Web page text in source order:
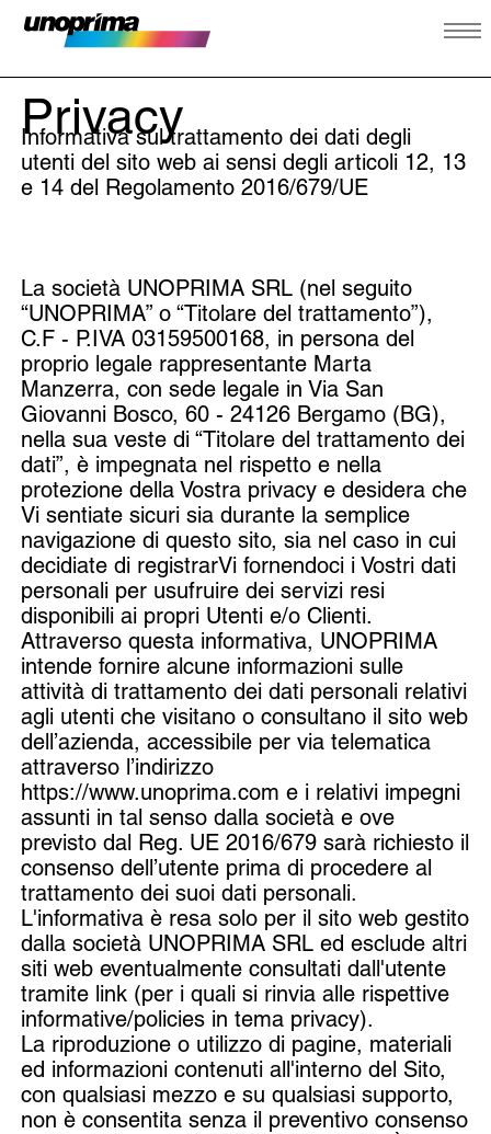
Privacy
Informativa sul trattamento dei dati degli
utenti del sito web ai sensi degli articoli 12, 13
e 14 del Regolamento 2016/679/UE
La società UNOPRIMA SRL (nel seguito
“UNOPRIMA” o “Titolare del trattamento”),
C.F - P.IVA 03159500168, in persona del
proprio legale rappresentante Marta
Manzerra, con sede legale in Via San
Giovanni Bosco, 60 - 24126 Bergamo (BG),
nella sua veste di “Titolare del trattamento dei
dati”, è impegnata nel rispetto e nella
protezione della Vostra privacy e desidera che
Vi sentiate sicuri sia durante la semplice
navigazione di questo sito, sia nel caso in cui
decidiate di registrarVi fornendoci i Vostri dati
personali per usufruire dei servizi resi
disponibili ai propri Utenti e/o Clienti.
Attraverso questa informativa, UNOPRIMA
intende fornire alcune informazioni sulle
attività di trattamento dei dati personali relativi
agli utenti che visitano o consultano il sito web
dell’azienda, accessibile per via telematica
attraverso l’indirizzo
https://www.unoprima.com e i relativi impegni
assunti in tal senso dalla società e ove
previsto dal Reg. UE 2016/679 sarà richiesto il
consenso dell’utente prima di procedere al
trattamento dei suoi dati personali.
L'informativa è resa solo per il sito web gestito
dalla società UNOPRIMA SRL ed esclude altri
siti web eventualmente consultati dall'utente
tramite link (per i quali si rinvia alle rispettive
informative/policies in tema privacy).
La riproduzione o utilizzo di pagine, materiali
ed informazioni contenuti all'interno del Sito,
con qualsiasi mezzo e su qualsiasi supporto,
non è consentita senza il preventivo consenso